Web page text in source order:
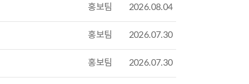
홍보팀 2026.08.04
홍보팀 2026.07.30
홍보팀 2026.07.30